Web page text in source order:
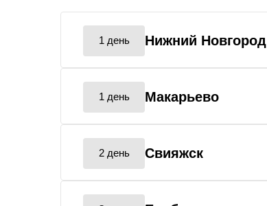
1 день Нижний Новгород
1 день Макарьево
2 день Свияжск